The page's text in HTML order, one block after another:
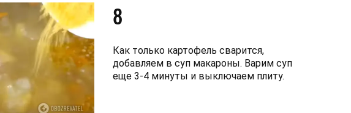
8
Как только картофель сварится,
добавляем в суп макароны. Варим суп
еще 3-4 минуты и выключаем плиту.